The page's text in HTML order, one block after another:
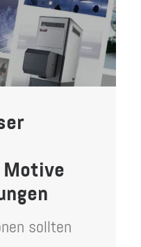
Motive
sollten